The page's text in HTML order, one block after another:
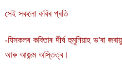
সেই সকলো কবিৰ প্ৰতি
-যিসকলৰ কবিতাৰ দীৰ্ঘ হুমুনিয়াহ ভ’ৰা
আৰু আজন্ম অস্তিত্ব।